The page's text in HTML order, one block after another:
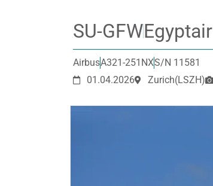
SU-GFWEgyptair
AirbusA321-251NXS/N 11581
01.04.2026
Zurich(LSZH)